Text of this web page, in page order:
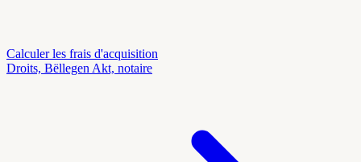
Calculer les frais d'acquisition
Droits, Bëllegen Akt, notaire